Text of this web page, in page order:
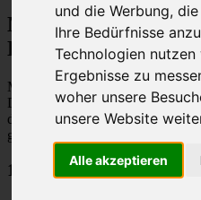
und die Werbung,
Ihre Bedürfnisse
Technologien
Ergebnisse zu
woher unsere
unsere Website
Alle akzeptieren
M-Klasse MLCD-
Deutschland -
Mit dem Zugriff auf „M-Klasse
Deutschland“ („https://
dir und dem Betreiber ein Vertrag
geschlossen:
1. Nutzungsvertrag